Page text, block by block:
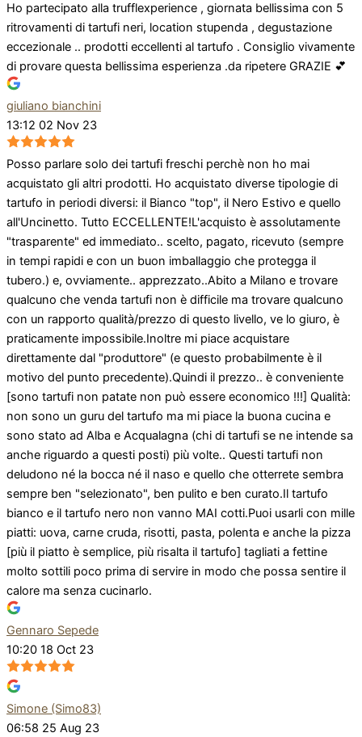
Ho partecipato alla trufflexperience , giornata bellissima con 5
ritrovamenti di tartufi neri, location stupenda , degustazione
eccezionale .. prodotti eccellenti al tartufo . Consiglio vivamente
di provare questa bellissima esperienza .da ripetere GRAZIE 💕
giuliano bianchini
13:12 02 Nov 23
Posso parlare solo dei tartufi freschi perchè non ho mai
acquistato gli altri prodotti. Ho acquistato diverse tipologie di
tartufo in periodi diversi: il Bianco "top", il Nero Estivo e quello
all'Uncinetto. Tutto ECCELLENTE!L'acquisto è assolutamente
"trasparente" ed immediato.. scelto, pagato, ricevuto (sempre
in tempi rapidi e con un buon imballaggio che protegga il
tubero.) e, ovviamente.. apprezzato..Abito a Milano e trovare
qualcuno che venda tartufi non è difficile ma trovare qualcuno
con un rapporto qualità/prezzo di questo livello, ve lo giuro, è
praticamente impossibile.Inoltre mi piace acquistare
direttamente dal "produttore" (e questo probabilmente è il
motivo del punto precedente).Quindi il prezzo.. è conveniente
[sono tartufi non patate non può essere economico !!!] Qualità:
non sono un guru del tartufo ma mi piace la buona cucina e
sono stato ad Alba e Acqualagna (chi di tartufi se ne intende sa
anche riguardo a questi posti) più volte.. Questi tartufi non
deludono né la bocca né il naso e quello che otterrete sembra
sempre ben "selezionato", ben pulito e ben curato.Il tartufo
bianco e il tartufo nero non vanno MAI cotti.Puoi usarli con mille
piatti: uova, carne cruda, risotti, pasta, polenta e anche la pizza
[più il piatto è semplice, più risalta il tartufo] tagliati a fettine
molto sottili poco prima di servire in modo che possa sentire il
calore ma senza cucinarlo.
Gennaro Sepede
10:20 18 Oct 23
Simone (Simo83)
06:58 25 Aug 23